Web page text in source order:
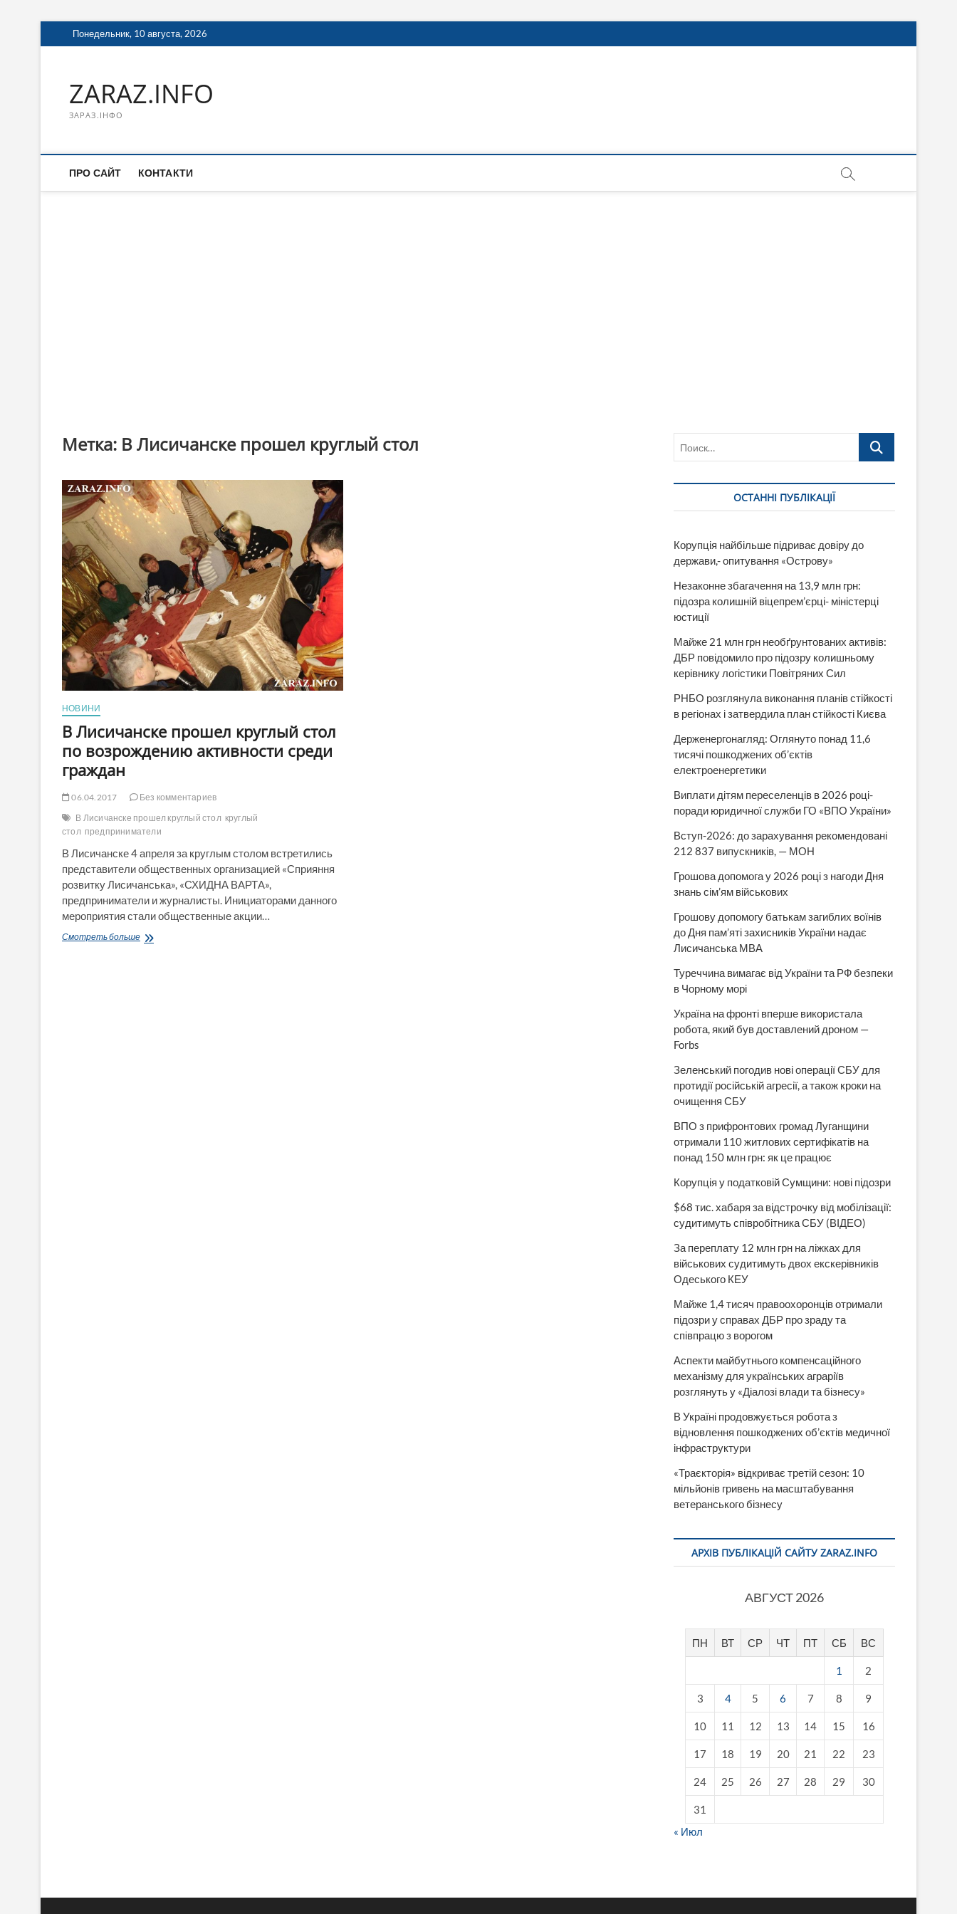
Перейти
к
Понедельник, 10 августа, 2026
ZARAZ.INFO
ЗАРАЗ.ІНФО
ПРО САЙТ КОНТАКТИ
Метка: В Лисичанске прошел круглый стол
НОВИНИ
В Лисичанске прошел круглый стол
по возрождению активности среди
граждан
06.04.2017
Без комментариев
В Лисичанске прошел круглый стол круглый
стол предприниматели
В Лисичанске 4 апреля за круглым столом встретились
представители общественных организацией «Сприяння
розвитку Лисичанська», «СХИДНА ВАРТА»,
предприниматели и журналисты. Инициаторами данного
мероприятия стали общественные акции…
Смотреть большеВ
Поиск…
ОСТАННІ ПУБЛІКАЦІЇ
Корупція найбільше підриває довіру до
держави,- опитування «Острову»
Незаконне збагачення на 13,9 млн грн:
підозра колишній віцепрем’єрці- міністерці
юстиції
Майже 21 млн грн необґрунтованих активів:
ДБР повідомило про підозру колишньому
керівнику логістики Повітряних Сил
РНБО розглянула виконання планів стійкості
в регіонах і затвердила план стійкості Києва
Держенергонагляд: Оглянуто понад 11,6
тисячі пошкоджених об’єктів
електроенергетики
Виплати дітям переселенців в 2026 році-
поради юридичної служби ГО «ВПО України»
Вступ-2026: до зарахування рекомендовані
212 837 випускників, — МОН
Грошова допомога у 2026 році з нагоди Дня
знань сім’ям військових
Грошову допомогу батькам загиблих воїнів
до Дня пам’яті захисників України надає
Лисичанська МВА
Туреччина вимагає від України та РФ безпеки
в Чорному морі
Україна на фронті вперше використала
робота, який був доставлений дроном —
Forbs
Зеленський погодив нові операції СБУ для
протидії російській агресії, а також кроки на
очищення СБУ
ВПО з прифронтових громад Луганщини
отримали 110 житлових сертифікатів на
понад 150 млн грн: як це працює
Корупція у податковій Сумщини: нові підозри
$68 тис. хабаря за відстрочку від мобілізації:
судитимуть співробітника СБУ (ВІДЕО)
За переплату 12 млн грн на ліжках для
військових судитимуть двох екскерівників
Одеського КЕУ
Майже 1,4 тисяч правоохоронців отримали
підозри у справах ДБР про зраду та
співпрацю з ворогом
Аспекти майбутнього компенсаційного
механізму для українських аграріїв
розглянуть у «Діалозі влади та бізнесу»
В Україні продовжується робота з
відновлення пошкоджених об’єктів медичної
інфраструктури
«Траєкторія» відкриває третій сезон: 10
мільйонів гривень на масштабування
ветеранського бізнесу
АРХІВ ПУБЛІКАЦІЙ САЙТУ ZARAZ.INFO
АВГУСТ 2026
ПН ВТ СР ЧТ ПТ СБ ВС
1 2
3 4 5 6 7 8 9
10 11 12 13 14 15 16
17 18 19 20 21 22 23
24 25 26 27 28 29 30
31
« Июл